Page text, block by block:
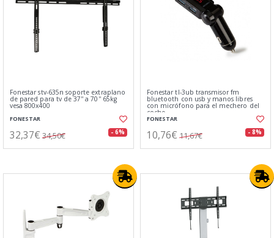
Fonestar stv-635n soporte extraplano
de pared para tv de 37'' a 70'' 65kg
vesa 800x400
FONESTAR
32,37€ 34,50€ - 6%
Fonestar tl-3ub transmisor fm
bluetooth con usb y manos libres
con micrófono para el mechero del
coche
FONESTAR
10,76€ 11,67€ - 8%